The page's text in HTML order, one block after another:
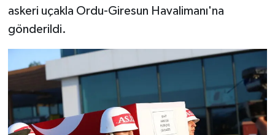
askeri uçakla Ordu-Giresun Havalimanı'na
gönderildi.